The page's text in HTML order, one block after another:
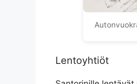
Lentoyhtiöt